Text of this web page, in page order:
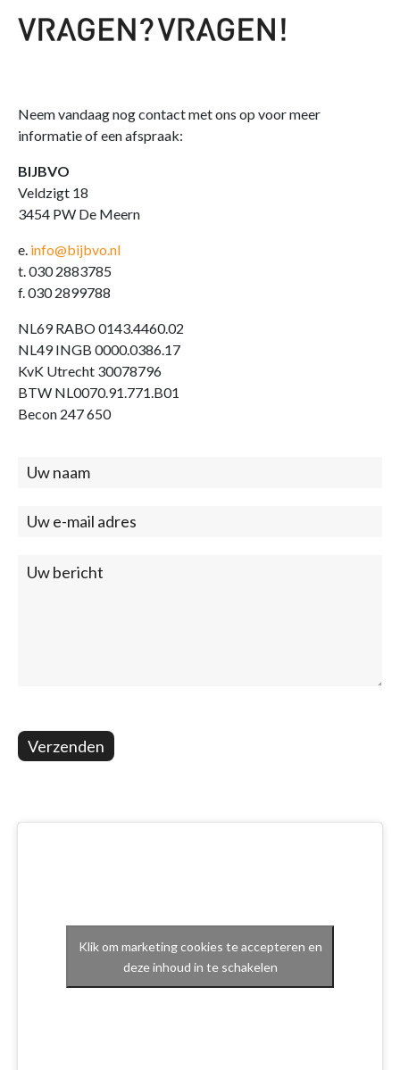
Neem vandaag nog contact met ons op voor meer
informatie of een afspraak:
BIJBVO
Veldzigt 18
3454 PW De Meern
e. info@bijbvo.nl
t. 030 2883785
f. 030 2899788
NL69 RABO 0143.4460.02
NL49 INGB 0000.0386.17
KvK Utrecht 30078796
BTW NL0070.91.771.B01
Becon 247 650
Contact
Verzenden
Klik om marketing cookies te accepteren en
deze inhoud in te schakelen